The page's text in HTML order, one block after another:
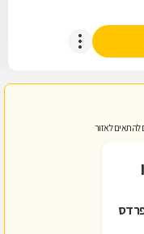
לאזור
הימים 16, פרדס